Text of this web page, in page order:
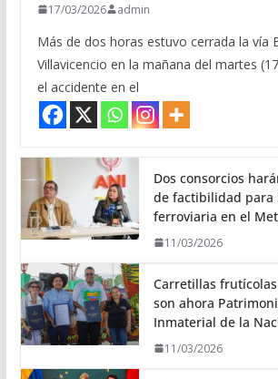
17/03/2026 admin
Más de dos horas estuvo cerrada la vía
Villavicencio en la mañana del martes
el accidente en el
Dos consorcios
de factibilidad para
ferroviaria en el
11/03/2026
Carretillas
son ahora
Inmaterial de la
11/03/2026